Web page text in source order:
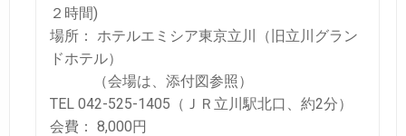
２時間)
場所： ホテルエミシア東京立川（旧立川グラン
ドホテル）
（会場は、添付図参照）
TEL 042-525-1405（ＪＲ立川駅北口、約2分）
会費： 8,000円